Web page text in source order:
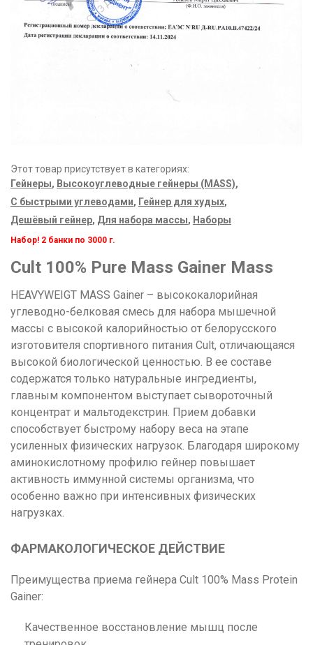
Этот товар присутствует в категориях:
Гейнеры, Высокоуглеводные гейнеры (MASS),
С быстрыми углеводами, Гейнер для худых,
Дешёвый гейнер, Для набора массы, Наборы
Набор! 2 банки по 3000 г.
Cult 100% Pure Mass Gainer Mass
HEAVYWEIGT MASS Gainer – высококалорийная
углеводно-белковая смесь для набора мышечной
массы с высокой калорийностью от белорусского
изготовителя спортивного питания Cult, отличающаяся
высокой биологической ценностью. В ее составе
содержатся только натуральные ингредиенты,
главным компонентом выступает сывороточный
концентрат и мальтодекстрин. Прием добавки
способствует быстрому набору веса на этапе
усиленных физических нагрузок. Благодаря широкому
аминокислотному профилю гейнер повышает
активность иммунной системы организма, что
особенно важно при интенсивных физических
нагрузках.
ФАРМАКОЛОГИЧЕСКОЕ ДЕЙСТВИЕ
Преимущества приема гейнера Cult 100% Mass Protein
Gainer:
Качественное восстановление мышц после